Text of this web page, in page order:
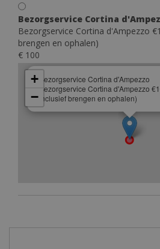
Bezorgservice Cortina
Bezorgservice Cortina d'Ampezzo
brengen en ophalen)
€ 100
Bezorgservice Cortina d'Ampezzo
Bezorgservice Cortina d'Ampezzo
inclusief brengen en ophalen)
+
−